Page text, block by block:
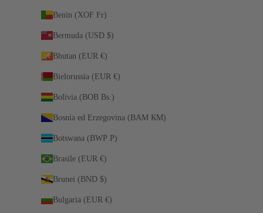
Benin (XOF Fr)
Bermuda (USD $)
Bhutan (EUR €)
Bielorussia (EUR €)
Bolivia (BOB Bs.)
Bosnia ed Erzegovina (BAM КМ)
Botswana (BWP P)
Brasile (EUR €)
Brunei (BND $)
Bulgaria (EUR €)